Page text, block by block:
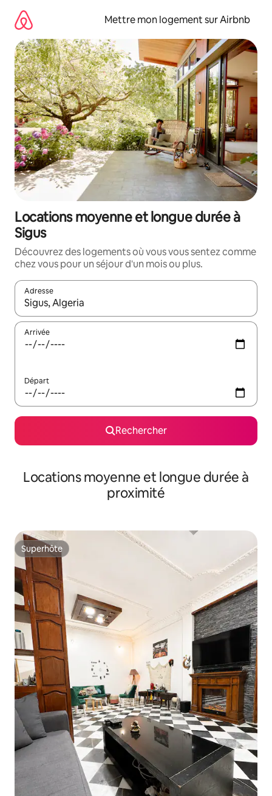
directement
contenu
Mettre mon logement sur Airbnb
Locations moyenne et longue durée à
Sigus
Découvrez des logements où vous vous sentez comme
chez vous pour un séjour d'un mois ou plus.
Adresse
Lorsque les résultats s'affichent, utilisez les flèches vers le
Arrivée
Départ
Rechercher
Locations moyenne et longue durée à
proximité
Superhôte
Superhôte